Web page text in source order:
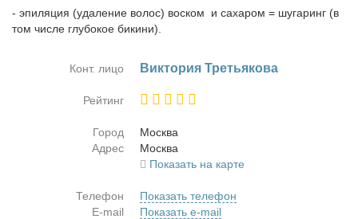
- эпиляция (удаление волос) воском и сахаром = шугаринг (в
том числе глубокое бикини).
Конт. лицо Вик­то­рия Тре­тья­ко­ва
Рейтинг
Город
Москва
Адрес
Москва
Показать на карте
Телефон
Показать телефон
E-mail
Показать e-mail